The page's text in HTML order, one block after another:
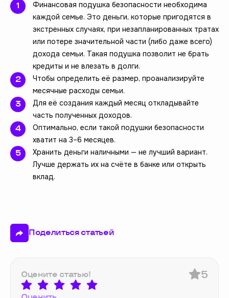
Финансовая подушка безопасности необходима
каждой семье. Это деньги, которые пригодятся в
экстренных случаях, при незапланированных тратах
или потере значительной части (либо даже всего)
дохода семьи. Такая подушка позволит не брать
кредиты и не влезать в долги.
Чтобы определить её размер, проанализируйте
месячные расходы семьи.
Для её создания каждый месяц откладывайте
часть полученных доходов.
Оптимально, если такой подушки безопасности
хватит на 3–6 месяцев.
Хранить деньги наличными — не лучший вариант.
Лучше держать их на счёте в банке или открыть
вклад.
Поделиться статьей
Оцените статью! 5